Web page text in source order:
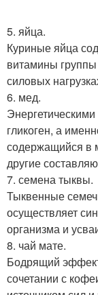
5. яйца.
Куриные яйца
витамины
силовых
6. мед.
гликоген, а
содержащийся в
другие
7. семена тыквы.
Тыквенные
осуществляет
организма и
8. чай мате.
Бодрящий
сочетании с